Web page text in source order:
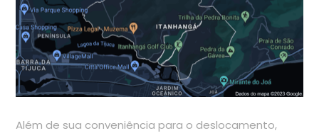
Além de sua conveniência para o deslocamento,